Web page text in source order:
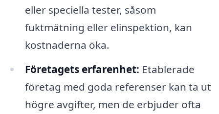
eller speciella tester, såsom
fuktmätning eller elinspektion, kan
kostnaderna öka.
Företagets erfarenhet: Etablerade
företag med goda referenser kan ta ut
högre avgifter, men de erbjuder ofta